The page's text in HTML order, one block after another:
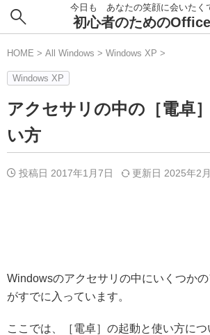
今日も あなたの笑顔に会いたく
初心者のための
HOME > All Windows > Windows XP >
Windows XP
アクセサリの中の［電卓
い方
投稿日 2017年1月7日 更新日 2025年2
Windowsのアクセサリの中にいくつか
がすでに入っています。
ここでは、［電卓］の起動と使い方につ